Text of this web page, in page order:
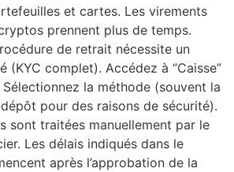
et cartes. Les virements
prennent plus de temps.
de retrait nécessite un
(KYC complet). Accédez à “Caisse”
Sélectionnez la méthode (souvent la
pour des raisons de sécurité).
sont traitées manuellement par le
Les délais indiqués dans le
après l’approbation de la